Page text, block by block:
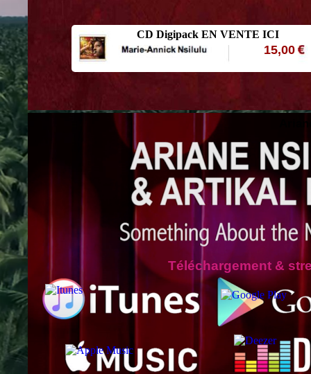
Téléchargement &
15,00
CD Digipack EN VENTE ICI